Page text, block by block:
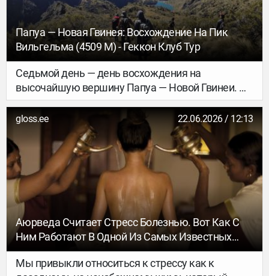
Папуа — Новая Гвинея: Восхождение На Пик
Вильгельма (4509 М) - Геккон Клуб Тур
Седьмой день — день восхождения на
высочайшую вершину Папуа — Новой Гвинеи. По
общему мнению тех, кто пошёл наверх, это был
самый красивый день за всё наше путешествие
gloss.ee 22.06.2026 / 12:13
Аюрведа Считает Стресс Болезнью. Вот Как С
Ним Работают В Одной Из Самых Известных
Клиник Индии
Мы привыкли относиться к стрессу как к